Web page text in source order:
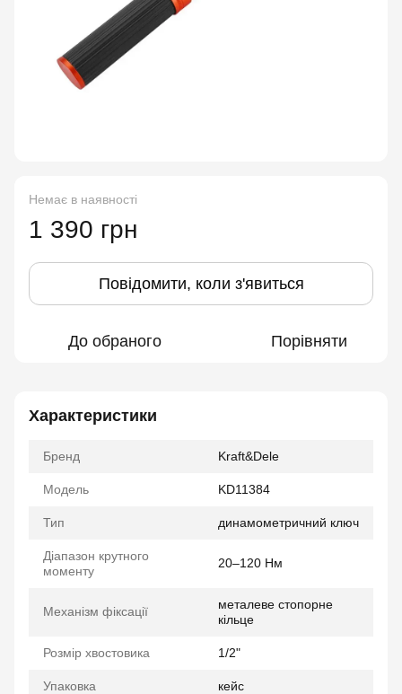
Немає в наявності
1 390 грн
Повідомити, коли з'явиться
До обраного Порівняти
Характеристики
Бренд Kraft&Dele
Модель KD11384
Тип динамометричний ключ
Діапазон крутного
моменту
20–120 Нм
Механізм фіксації
металеве стопорне
кільце
Розмір хвостовика 1/2"
Упаковка кейс